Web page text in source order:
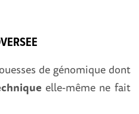
de génomique dont
elle-même ne fait